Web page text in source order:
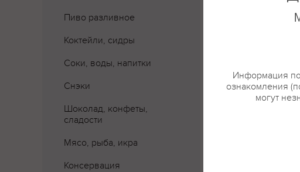
Пиво разливное
Коктейли, сидры
Соки, воды, напитки
Снэки
Шоколад, конфеты,
сладости
Мясо, рыба, икра
Консервация
Информация по
ознакомления
могут